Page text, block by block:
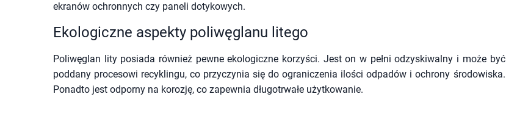
ekranów ochronnych czy paneli dotykowych.
Ekologiczne aspekty poliwęglanu litego
Poliwęglan lity posiada również pewne ekologiczne korzyści. Jest on w pełni odzyskiwalny i może być
poddany procesowi recyklingu, co przyczynia się do ograniczenia ilości odpadów i ochrony środowiska.
Ponadto jest odporny na korozję, co zapewnia długotrwałe użytkowanie.